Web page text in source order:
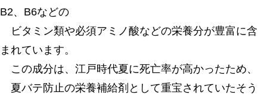
B2、B6などの
ビタミン類や必須アミノ酸などの栄養分が豊富に含
まれています。
この成分は、江戸時代夏に死亡率が高かったため、
夏バテ防止の栄養補給剤として重宝されていたそう